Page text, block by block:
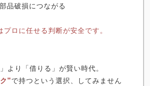
品破損につながる
ロに任せる判断が安全です。
」より「借りる」が賢い時代。
"で持つという選択、してみません